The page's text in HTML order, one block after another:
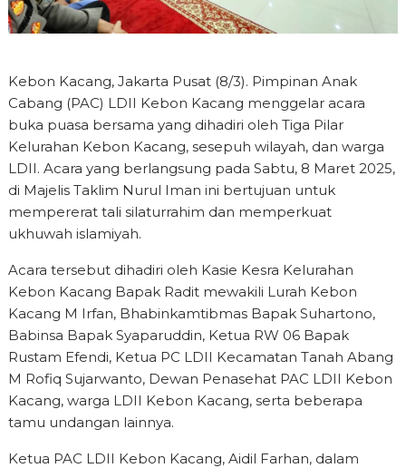
Kebon Kacang, Jakarta Pusat (8/3). Pimpinan Anak
Cabang (PAC) LDII Kebon Kacang menggelar acara
buka puasa bersama yang dihadiri oleh Tiga Pilar
Kelurahan Kebon Kacang, sesepuh wilayah, dan warga
LDII. Acara yang berlangsung pada Sabtu, 8 Maret 2025,
di Majelis Taklim Nurul Iman ini bertujuan untuk
mempererat tali silaturrahim dan memperkuat
ukhuwah islamiyah.
Acara tersebut dihadiri oleh Kasie Kesra Kelurahan
Kebon Kacang Bapak Radit mewakili Lurah Kebon
Kacang M Irfan, Bhabinkamtibmas Bapak Suhartono,
Babinsa Bapak Syaparuddin, Ketua RW 06 Bapak
Rustam Efendi, Ketua PC LDII Kecamatan Tanah Abang
M Rofiq Sujarwanto, Dewan Penasehat PAC LDII Kebon
Kacang, warga LDII Kebon Kacang, serta beberapa
tamu undangan lainnya.
Ketua PAC LDII Kebon Kacang, Aidil Farhan, dalam